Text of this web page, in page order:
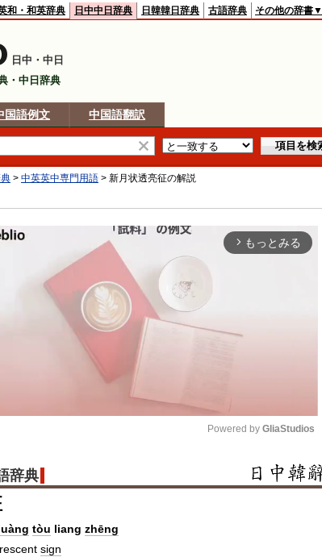
和・和英辞典 日中中日辞典 日韓韓日辞典 古語辞典 その他の辞書▼
日中・中日
・中日辞典
国語例文 中国語翻訳
> 中英英中専門用語 > 新月状透亮征の解説
arrow_forward_ios もっとみる
Mute
Powered by GliaStudios
辞典
tòu liang zhēng
sign